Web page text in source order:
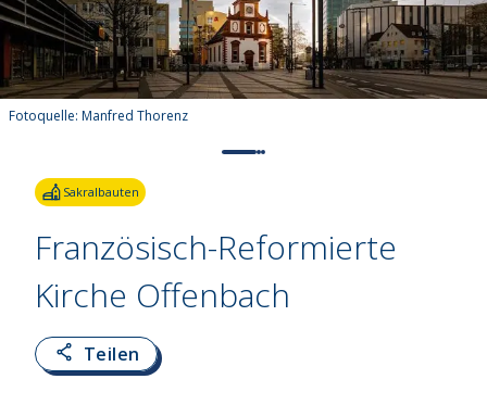
Fotoquelle: Manfred Thorenz
Sakralbauten
Französisch-Reformierte
Kirche Offenbach
Teilen